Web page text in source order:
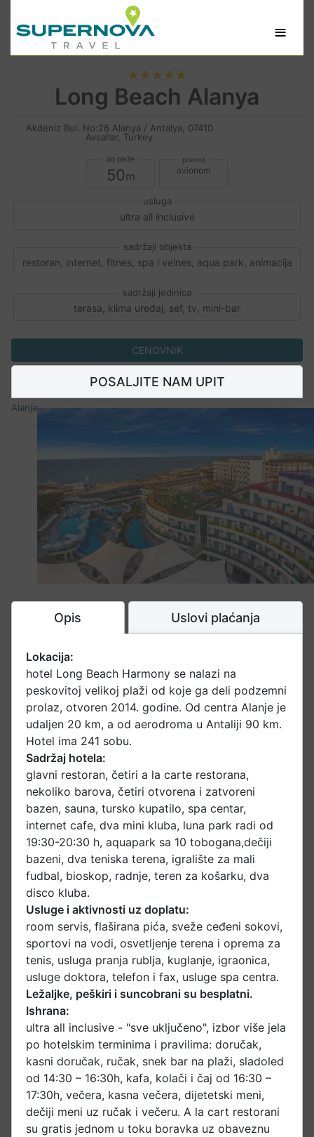
≡
★★★★★
Long Beach Alanya
Akdeniz Bul. No:26 Alanya / Antalya, 07410
Avsallar, Turkey
50 avionom
ultra all inclusive
restoran, internet, fitnes, spa i velnes, aqua park, animacija
terasa, klima uređaj, sef, tv, mini-bar
CENOVNIK
POSALJITE NAM UPIT
Alanja
Opis Uslovi plaćanja
Lokacija:
hotel Long Beach Harmony se nalazi na
peskovitoj velikoj plaži od koje ga deli podzemni
prolaz, otvoren 2014. godine. Od centra Alanje je
udaljen 20 km, a od aerodroma u Antaliji 90 km.
Hotel ima 241 sobu.
Sadržaj hotela:
glavni restoran, četiri a la carte restorana,
nekoliko barova, četiri otvorena i zatvoreni
bazen, sauna, tursko kupatilo, spa centar,
internet cafe, dva mini kluba, luna park radi od
19:30-20:30 h, aquapark sa 10 tobogana,dečiji
bazeni, dva teniska terena, igralište za mali
fudbal, bioskop, radnje, teren za košarku, dva
disco kluba.
Usluge i aktivnosti uz doplatu:
room servis, flaširana pića, sveže ceđeni sokovi,
sportovi na vodi, osvetljenje terena i oprema za
tenis, usluga pranja rublja, kuglanje, igraonica,
usluge doktora, telefon i fax, usluge spa centra.
Ležaljke, peškiri i suncobrani su besplatni.
Ishrana:
ultra all inclusive - "sve uključeno", izbor više jela
po hotelskim terminima i pravilima: doručak,
kasni doručak, ručak, snek bar na plaži, sladoled
od 14:30 – 16:30h, kafa, kolači i čaj od 16:30 –
17:30h, večera, kasna večera, dijetetski meni,
dečiji meni uz ručak i večeru. A la cart restorani
su gratis jednom u toku boravka uz obaveznu